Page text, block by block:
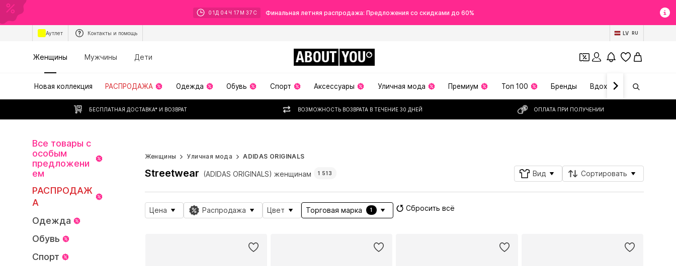
01 Д 04 Ч 17 М 35 С Финальная летняя распродажа: Предложения со скидками до 60%
Аутлет Контакты и помощь LV RU
Женщины Мужчины Дети ABOUT YOU
Новая коллекция РАСПРОДАЖА Одежда Обувь Спорт Аксессуары Уличная мода Премиум Топ 100 Бренды Вдохновение
БЕСПЛАТНАЯ ДОСТАВКА* И ВОЗВРАТ ВОЗМОЖНОСТЬ ВОЗВРАТА В ТЕЧЕНИЕ 30 ДНЕЙ ОПЛАТА ПРИ ПОЛУЧЕНИИ
Все товары с
особым
предложени
ем
РАСПРОДАЖ
А
Одежда
Обувь
Спорт
Женщины
Уличная мода ADIDAS ORIGINALS
Streetwear (ADIDAS ORIGINALS) женщинам 1 513 Вид Сортировать
Цена Распродажа Цвет Торговая марка 1 Сбросить всё